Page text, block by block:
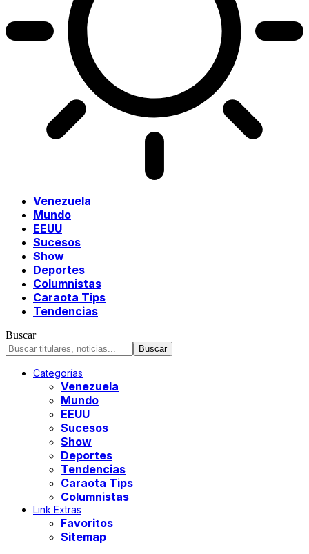
Venezuela
Mundo
EEUU
Sucesos
Show
Deportes
Columnistas
Caraota Tips
Tendencias
Buscar
Categorías
Venezuela
Mundo
EEUU
Sucesos
Show
Deportes
Tendencias
Caraota Tips
Columnistas
Link Extras
Favoritos
Sitemap